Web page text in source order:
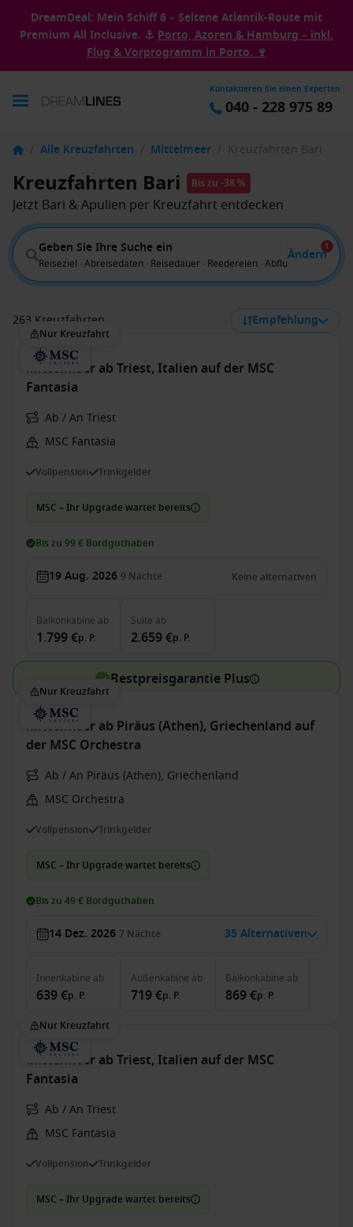
DreamDeal: Mein Schiff 6 – Seltene Atlantik-Route mit
Premium All Inclusive. ⚓ Porto, Azoren & Hamburg – inkl.
Flug & Vorprogramm in Porto. 🍷
Kontaktieren Sie einen Experten
040 - 228 975 89
/ Alle Kreuzfahrten / Mittelmeer / Kreuzfahrten Bari
Kreuzfahrten Bari Bis zu -38 %
Jetzt Bari & Apulien per Kreuzfahrt entdecken
Geben Sie Ihre Suche ein
Reiseziel · Abreisedaten · Reisedauer · Reedereien · Abflug von
Ändern
1
263 Kreuzfahrten Empfehlung
Nur Kreuzfahrt
Mittelmeer ab Triest, Italien auf der MSC
Fantasia
Ab / An Triest
MSC Fantasia
Vollpension Trinkgelder
MSC – Ihr Upgrade wartet bereits
Bis zu 99 € Bordguthaben
19 Aug. 2026 9 Nächte Keine alternativen
Balkonkabine ab
1.799 €p. P.
Suite ab
2.659 €p. P.
Bestpreisgarantie Plus
Nur Kreuzfahrt
Mittelmeer ab Piräus (Athen), Griechenland auf
der MSC Orchestra
Ab / An Piräus (Athen), Griechenland
MSC Orchestra
Vollpension Trinkgelder
MSC – Ihr Upgrade wartet bereits
Bis zu 49 € Bordguthaben
14 Dez. 2026 7 Nächte 35 Alternativen
Innenkabine ab
639 €p. P.
Außenkabine ab
719 €p. P.
Balkonkabine ab
869 €p. P.
Nur Kreuzfahrt
Mittelmeer ab Triest, Italien auf der MSC
Fantasia
Ab / An Triest
MSC Fantasia
Vollpension Trinkgelder
MSC – Ihr Upgrade wartet bereits